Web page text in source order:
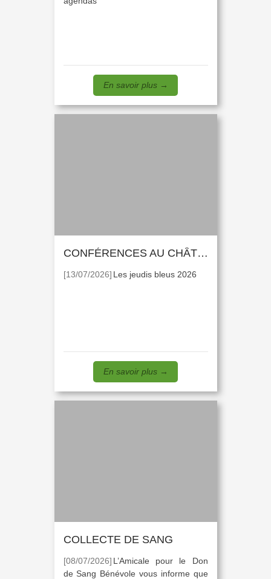
En savoir plus →
CONFÉRENCES AU CHÂTEAU DE CHAUMONT
[13/07/2026] Les jeudis bleus 2026
En savoir plus →
COLLECTE DE SANG
[08/07/2026] L’Amicale pour le Don
de Sang Bénévole vous informe que